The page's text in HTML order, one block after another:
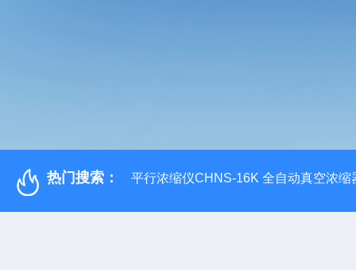
热门搜索： 平行浓缩仪CHNS-16K 全自动真空浓缩